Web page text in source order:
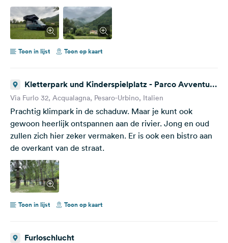
Toon in lijst Toon op kaart
Kletterpark und Kinderspielplatz - Parco Avventura
del Furlo
Via Furlo 32, Acqualagna, Pesaro-Urbino, Italien
Prachtig klimpark in de schaduw. Maar je kunt ook
gewoon heerlijk ontspannen aan de rivier. Jong en oud
zullen zich hier zeker vermaken. Er is ook een bistro aan
de overkant van de straat.
Toon in lijst Toon op kaart
Furloschlucht